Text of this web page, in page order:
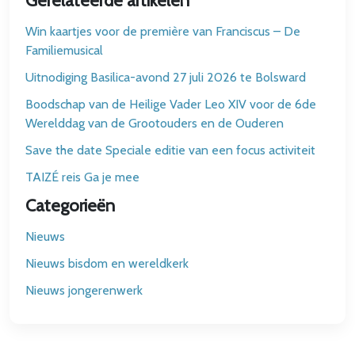
Win kaartjes voor de première van Franciscus – De
Familiemusical
Uitnodiging Basilica-avond 27 juli 2026 te Bolsward
Boodschap van de Heilige Vader Leo XIV voor de 6de
Werelddag van de Grootouders en de Ouderen
Save the date Speciale editie van een focus activiteit
TAIZÉ reis Ga je mee
Categorieën
Nieuws
Nieuws bisdom en wereldkerk
Nieuws jongerenwerk